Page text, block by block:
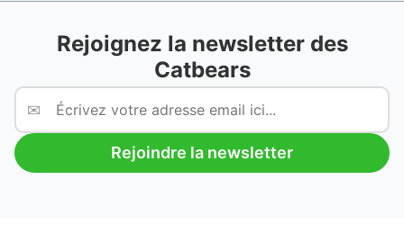
Rejoignez la newsletter des
Catbears
✉
Rejoindre la newsletter